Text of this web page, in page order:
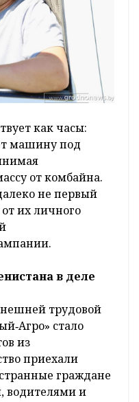
как часы:
машину под
от комбайна.
не первый
их личного
в деле
трудовой
стало
из
приехали
граждане
водителями и